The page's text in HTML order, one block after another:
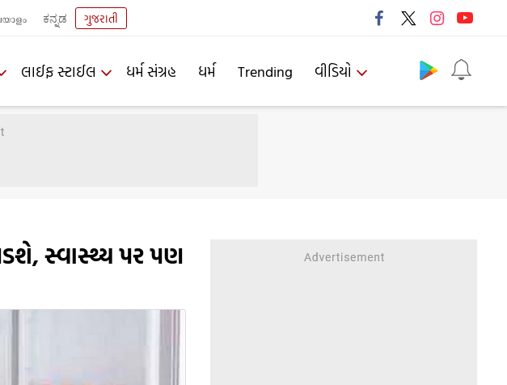
ಕನ್ನಡ ગુજરાતી
લાઈફ સ્ટાઈલ ધર્મ સંગ્રહ ધર્મ Trending વીડિયો
સ્વાસ્થ્ય પર પણ